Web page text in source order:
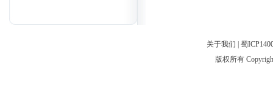
关于我们
蜀
版权所有